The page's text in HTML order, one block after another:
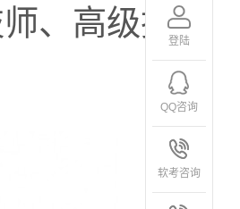
、高级技登陆
QQ咨询
软考咨询